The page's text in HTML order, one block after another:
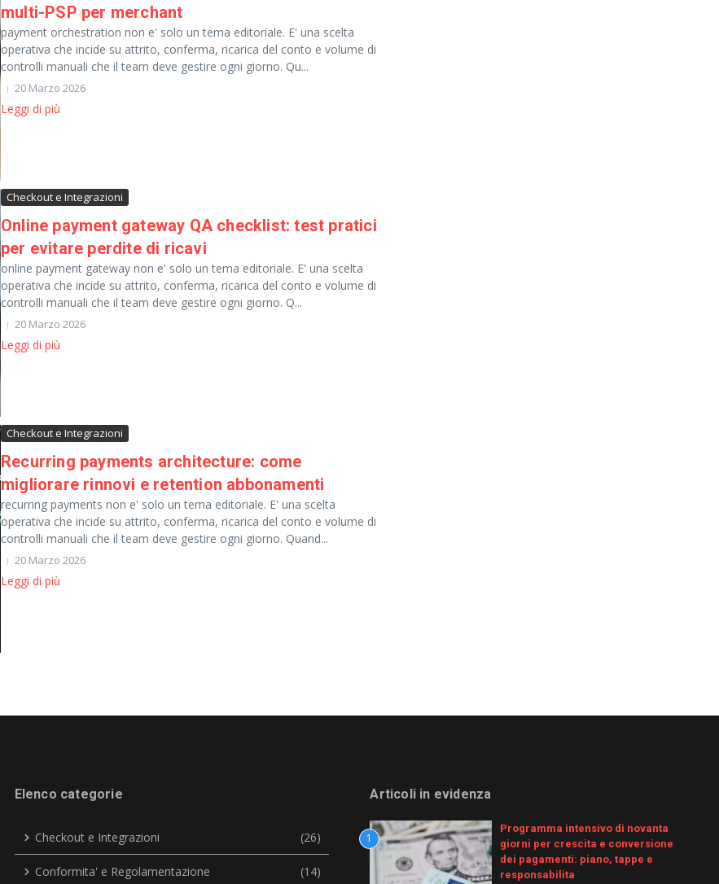
multi-PSP per merchant
payment orchestration non e' solo un tema editoriale. E' una scelta
operativa che incide su attrito, conferma, ricarica del conto e volume di
controlli manuali che il team deve gestire ogni giorno. Qu...
20 Marzo 2026
Leggi di più
Checkout e Integrazioni
Online payment gateway QA checklist: test pratici
per evitare perdite di ricavi
online payment gateway non e' solo un tema editoriale. E' una scelta
operativa che incide su attrito, conferma, ricarica del conto e volume di
controlli manuali che il team deve gestire ogni giorno. Q...
20 Marzo 2026
Leggi di più
Checkout e Integrazioni
Recurring payments architecture: come
migliorare rinnovi e retention abbonamenti
recurring payments non e' solo un tema editoriale. E' una scelta
operativa che incide su attrito, conferma, ricarica del conto e volume di
controlli manuali che il team deve gestire ogni giorno. Quand...
20 Marzo 2026
Leggi di più
Elenco categorie
Checkout e Integrazioni (26)
Conformita' e Regolamentazione (14)
Articoli in evidenza
1
Programma intensivo di novanta
giorni per crescita e conversione
dei pagamenti: piano, tappe e
responsabilita